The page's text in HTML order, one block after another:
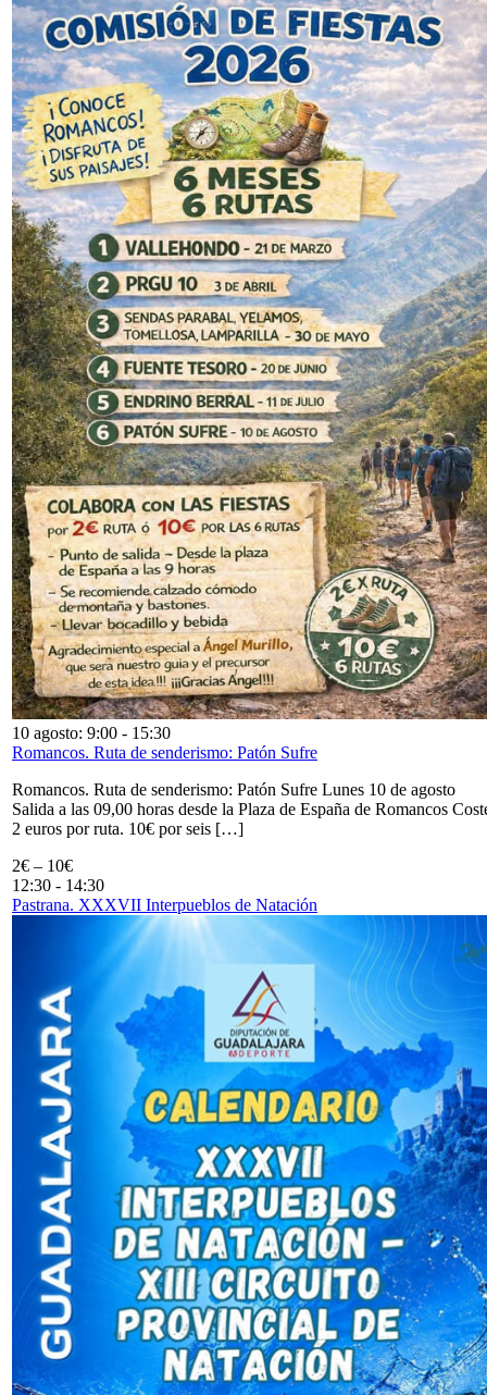
10 agosto: 9:00 - 15:30
Romancos. Ruta de senderismo: Patón Sufre
Romancos. Ruta de senderismo: Patón Sufre Lunes 10 de agosto
Salida a las 09,00 horas desde la Plaza de España de Romancos
2 euros por ruta. 10€ por seis […]
2€ – 10€
12:30 - 14:30
Pastrana. XXXVII Interpueblos de Natación